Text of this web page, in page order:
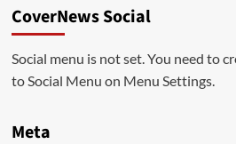
CoverNews Social
Social menu is not set. You need to
to Social Menu on Menu Settings.
Meta